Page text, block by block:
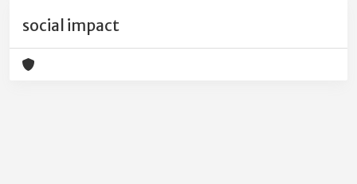
social impact